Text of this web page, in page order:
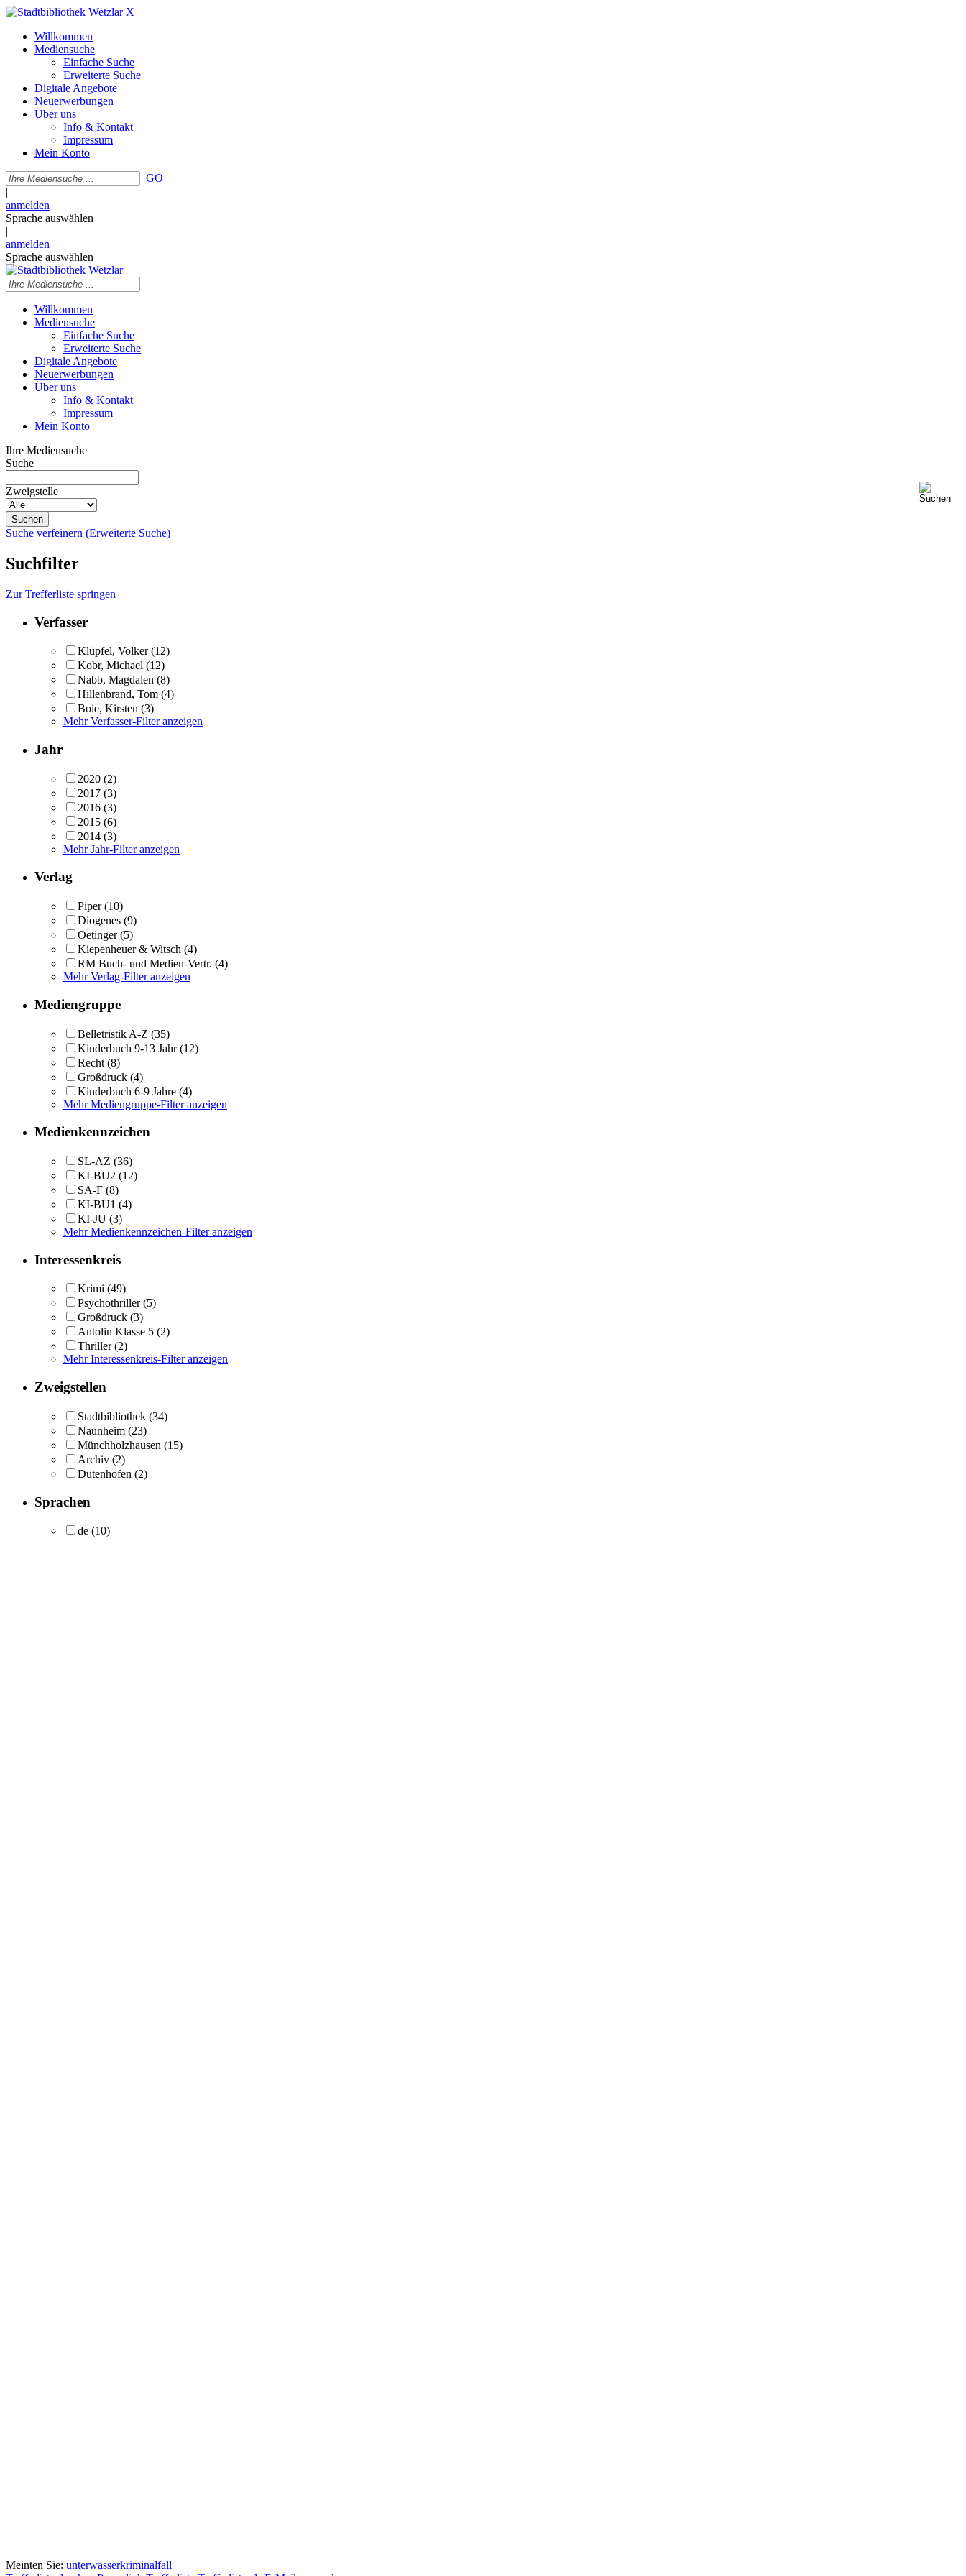
X
Willkommen
Mediensuche
Einfache Suche
Erweiterte Suche
Digitale Angebote
Neuerwerbungen
Über uns
Info & Kontakt
Impressum
Mein Konto
GO
|
anmelden
Sprache auswählen
|
anmelden
Sprache auswählen
Willkommen
Mediensuche
Einfache Suche
Erweiterte Suche
Digitale Angebote
Neuerwerbungen
Über uns
Info & Kontakt
Impressum
Mein Konto
Ihre Mediensuche
Suche
Zweigstelle
Suche verfeinern (Erweiterte Suche)
Suchfilter
Zur Trefferliste springen
Verfasser
Klüpfel, Volker (12)
Kobr, Michael (12)
Nabb, Magdalen (8)
Hillenbrand, Tom (4)
Boie, Kirsten (3)
Mehr Verfasser-Filter anzeigen
Jahr
2020 (2)
2017 (3)
2016 (3)
2015 (6)
2014 (3)
Mehr Jahr-Filter anzeigen
Verlag
Piper(10)
Diogenes (9)
Oetinger (5)
Kiepenheuer & Witsch (4)
RM Buch- und Medien-Vertr. (4)
Mehr Verlag-Filter anzeigen
Mediengruppe
Belletristik A-Z (35)
Kinderbuch 9-13 Jahr (12)
Recht (8)
Großdruck (4)
Kinderbuch 6-9 Jahre (4)
Mehr Mediengruppe-Filter anzeigen
Medienkennzeichen
SL-AZ (36)
KI-BU2 (12)
SA-F (8)
KI-BU1 (4)
KI-JU (3)
Mehr Medienkennzeichen-Filter anzeigen
Interessenkreis
Krimi (49)
Psychothriller (5)
Großdruck (3)
Antolin Klasse 5 (2)
Thriller (2)
Mehr Interessenkreis-Filter anzeigen
Zweigstellen
Stadtbibliothek (34)
Naunheim (23)
Münchholzhausen (15)
Archiv (2)
Dutenhofen (2)
Sprachen
de (10)
Meinten Sie: unterwasserkriminalfall